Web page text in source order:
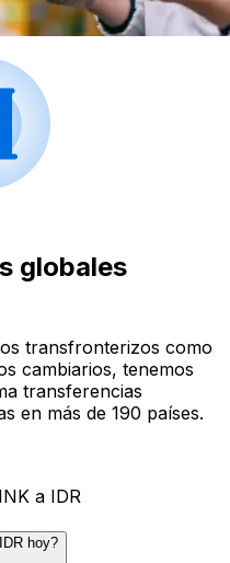
globales
transfronterizos como
cambiarios, tenemos
transferencias
en más de 190 países.
a IDR
hoy?